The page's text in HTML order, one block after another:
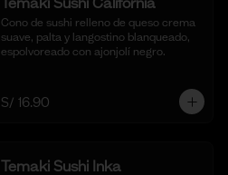
Cono de sushi relleno de queso crema
suave, palta y langostino blanqueado,
espolvoreado con ajonjolí negro.
S/ 16.90
Temaki Sushi Inka